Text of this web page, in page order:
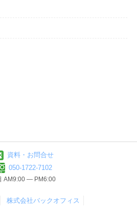
資料・お問合せ
050-1722-7102
AM9:00 ― PM6:00
株式会社バックオフィス